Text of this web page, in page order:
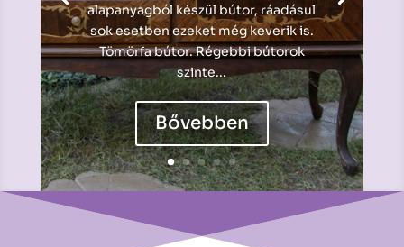
alapanyagból készül bútor, ráadásul
sok esetben ezeket még keverik is.
Tömörfa bútor. Régebbi bútorok
szinte...
Bővebben